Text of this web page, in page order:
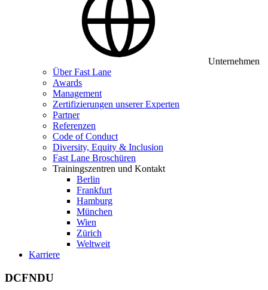
Unternehmen
Über Fast Lane
Awards
Management
Zertifizierungen unserer Experten
Partner
Referenzen
Code of Conduct
Diversity, Equity & Inclusion
Fast Lane Broschüren
Trainingszentren und Kontakt
Berlin
Frankfurt
Hamburg
München
Wien
Zürich
Weltweit
Karriere
DCFNDU